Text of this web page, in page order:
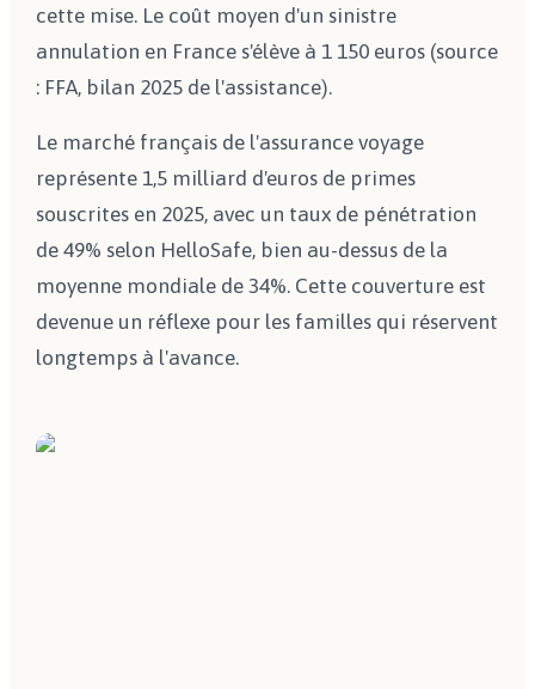
cette mise. Le coût moyen d'un sinistre
annulation en France s'élève à 1 150 euros (source
: FFA, bilan 2025 de l'assistance).
Le marché français de l'assurance voyage
représente 1,5 milliard d'euros de primes
souscrites en 2025, avec un taux de pénétration
de 49% selon HelloSafe, bien au-dessus de la
moyenne mondiale de 34%. Cette couverture est
devenue un réflexe pour les familles qui réservent
longtemps à l'avance.